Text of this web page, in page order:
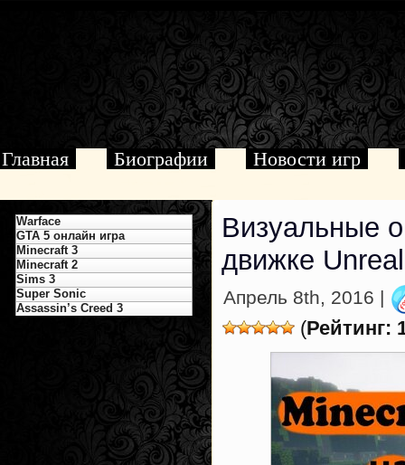
Главная Биографии Новости игр
Визуальные
движке
Апрель 8th, 2016 |
(Рейтинг:
Warface
GTA 5 онлайн игра
Minecraft 3
Minecraft 2
Sims 3
Super Sonic
Assassin’s Creed 3